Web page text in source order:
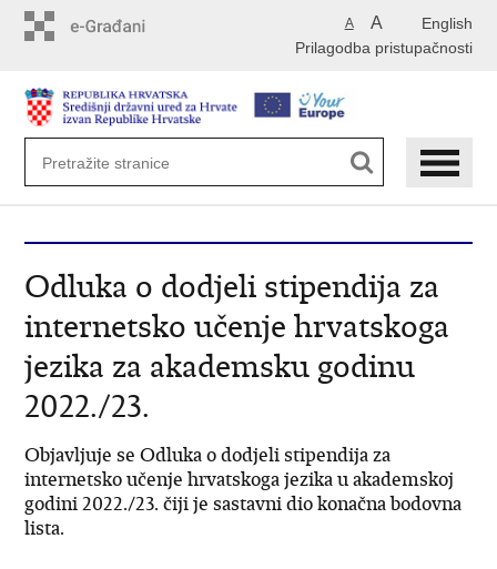
English
A A
Prilagodba pristupačnosti
Odluka o dodjeli stipendija za
internetsko učenje hrvatskoga
jezika za akademsku godinu
2022./23.
Objavljuje se Odluka o dodjeli stipendija za
internetsko učenje hrvatskoga jezika u akademskoj
godini 2022./23. čiji je sastavni dio konačna bodovna
lista.